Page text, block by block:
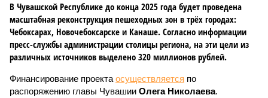
В Чувашской Республике до конца 2025 года будет проведена
масштабная реконструкция пешеходных зон в трёх городах:
Чебоксарах, Новочебоксарске и Канаше. Согласно информации
пресс-службы администрации столицы региона, на эти цели из
различных источников выделено 320 миллионов рублей.
Финансирование проекта осуществляется по
распоряжению главы Чувашии Олега Николаева.